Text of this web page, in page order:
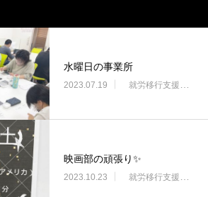
水曜日の事業所
2023.07.19 就労移行支援・ニコサービス城東センター
映画部の頑張り✨
2023.10.23 就労移行支援・ニコサービス城東センター